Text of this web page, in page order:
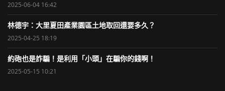
2025-06-04 16:42
林德宇：大里夏田產業園區土地取回還要多久？
2025-04-25 18:19
約砲也是詐騙！是利用「小頭」在騙你的錢啊！
2025-05-15 10:21